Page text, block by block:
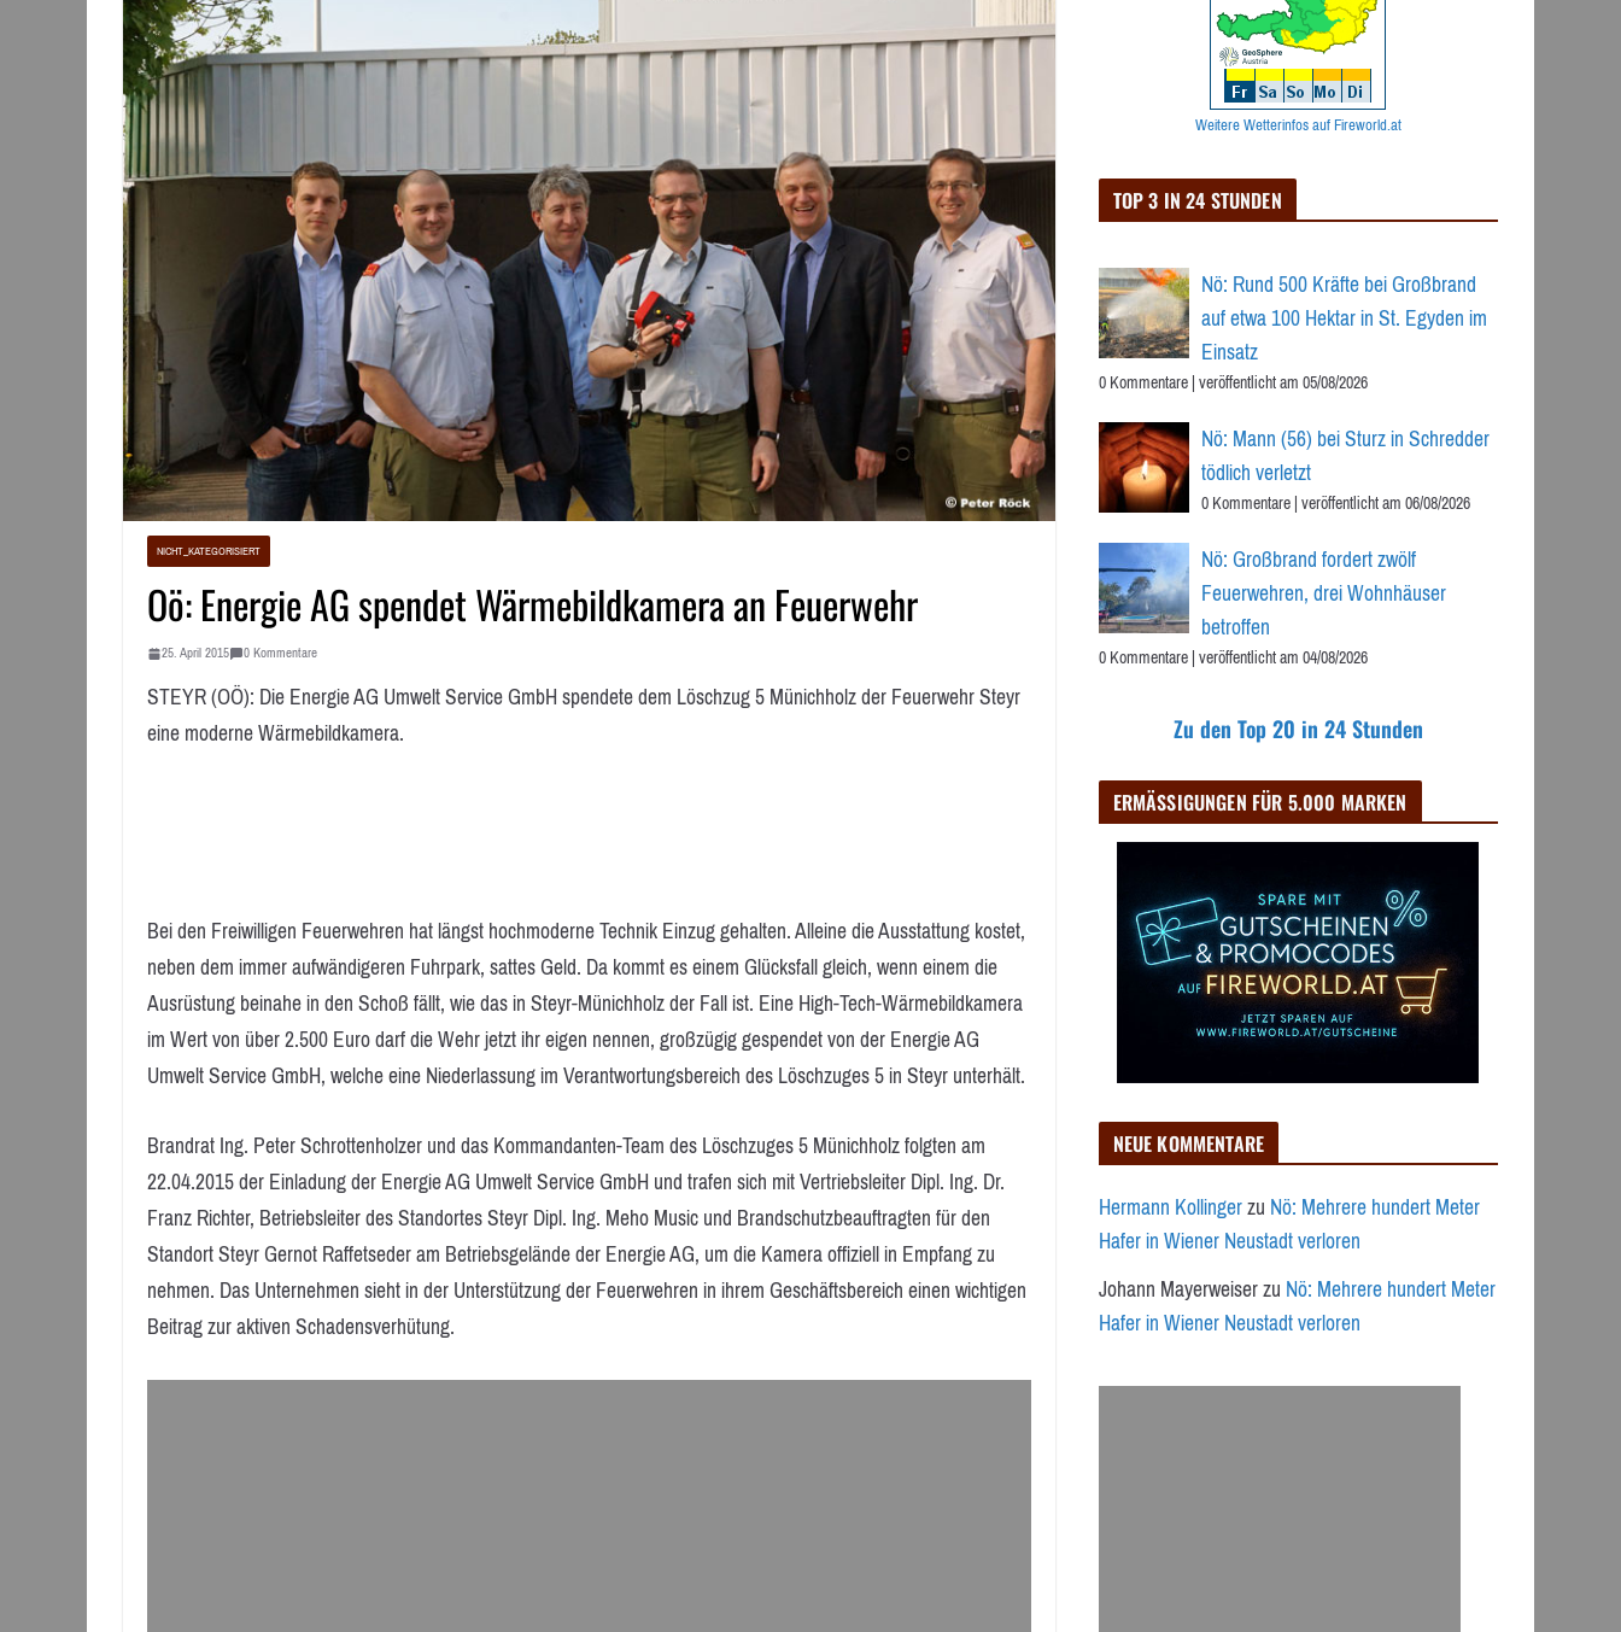
NICHT_KATEGORISIERT
Oö: Energie AG spendet Wärmebildkamera an Feuerwehr
25. April 2015 0 Kommentare
STEYR (OÖ): Die Energie AG Umwelt Service GmbH spendete dem Löschzug 5 Münichholz der Feuerwehr Steyr
eine moderne Wärmebildkamera.
Bei den Freiwilligen Feuerwehren hat längst hochmoderne Technik Einzug gehalten. Alleine die Ausstattung kostet,
neben dem immer aufwändigeren Fuhrpark, sattes Geld. Da kommt es einem Glücksfall gleich, wenn einem die
Ausrüstung beinahe in den Schoß fällt, wie das in Steyr-Münichholz der Fall ist. Eine High-Tech-Wärmebildkamera
im Wert von über 2.500 Euro darf die Wehr jetzt ihr eigen nennen, großzügig gespendet von der Energie AG
Umwelt Service GmbH, welche eine Niederlassung im Verantwortungsbereich des Löschzuges 5 in Steyr unterhält.
Brandrat Ing. Peter Schrottenholzer und das Kommandanten-Team des Löschzuges 5 Münichholz folgten am
22.04.2015 der Einladung der Energie AG Umwelt Service GmbH und trafen sich mit Vertriebsleiter Dipl. Ing. Dr.
Franz Richter, Betriebsleiter des Standortes Steyr Dipl. Ing. Meho Music und Brandschutzbeauftragten für den
Standort Steyr Gernot Raffetseder am Betriebsgelände der Energie AG, um die Kamera offiziell in Empfang zu
nehmen. Das Unternehmen sieht in der Unterstützung der Feuerwehren in ihrem Geschäftsbereich einen wichtigen
Beitrag zur aktiven Schadensverhütung.
Weitere Wetterinfos auf Fireworld.at
TOP 3 IN 24 STUNDEN
Nö: Rund 500 Kräfte bei Großbrand
auf etwa 100 Hektar in St. Egyden im
Einsatz
0 Kommentare|veröffentlicht am 05/08/2026
Nö: Mann (56) bei Sturz in Schredder
tödlich verletzt
0 Kommentare|veröffentlicht am 06/08/2026
Nö: Großbrand fordert zwölf
Feuerwehren, drei Wohnhäuser
betroffen
0 Kommentare|veröffentlicht am 04/08/2026
Zu den Top 20 in 24 Stunden
ERMÄSSIGUNGEN FÜR 5.000 MARKEN
NEUE KOMMENTARE
Hermann KollingerzuNö: Mehrere hundert Meter
Hafer in Wiener Neustadt verloren
Johann MayerweiserzuNö: Mehrere hundert Meter
Hafer in Wiener Neustadt verloren